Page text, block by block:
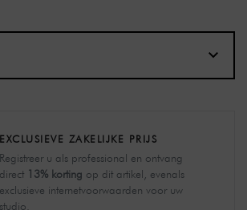
EXCLUSIEVE ZAKELIJKE PRIJS
Registreer u als professional en ontvang
direct 13% korting op dit artikel, evenals
exclusieve internetvoorwaarden voor uw
studio.